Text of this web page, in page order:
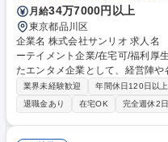
月給34万7000円以上
東京都品川区
企業名 株式会社サンリオ 求人名 【法務担当(法務課)】グローバルエンタ
ーテイメント企業/在宅可/福利厚生充実 仕事の内容 キャラクタ
たエンタメ企業として、経営陣
ネス展開のための法的支援業務
第ですが）在宅やスライド勤務しやすい環境◎ 【
成、検討（依頼件数およそ280件
加中）■法的問題の検討、法的リ
業界未経験歓迎 年間休日120日以上
退職金あり
在宅OK 完全週休2